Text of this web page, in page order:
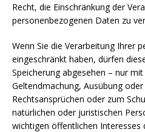
Recht, die Einschränkung der
personenbezogenen Daten zu
Wenn Sie die Verarbeitung Ihrer
eingeschränkt haben, dürfen
Speicherung abgesehen – nur
Geltendmachung, Ausübung
Rechtsansprüchen oder zum
natürlichen oder juristischen
wichtigen öffentlichen Interesses